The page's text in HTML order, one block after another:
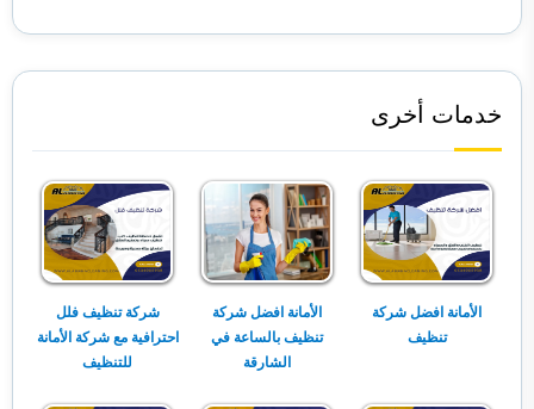
خدمات أخرى
الأمانة افضل شركة
تنظيف
الأمانة افضل شركة
تنظيف بالساعة في
الشارقة
شركة تنظيف فلل
احترافية مع شركة الأمانة
للتنظيف